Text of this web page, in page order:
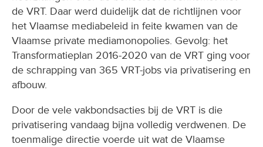
de VRT. Daar werd duidelijk dat de richtlijnen voor
het Vlaamse mediabeleid in feite kwamen van de
Vlaamse private mediamonopolies. Gevolg: het
Transformatieplan 2016-2020 van de VRT ging voor
de schrapping van 365 VRT-jobs via privatisering en
afbouw.
Door de vele vakbondsacties bij de VRT is die
privatisering vandaag bijna volledig verdwenen. De
toenmalige directie voerde uit wat de Vlaamse